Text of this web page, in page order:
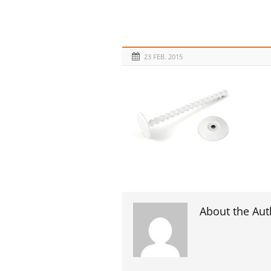
23 FEB. 2015
About the